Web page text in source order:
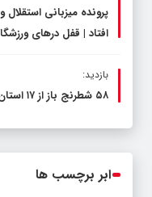
پرونده میزبانی
افتاد | قفل در‌های
بازدید:
۵۸ شطرنج‌ باز از ۱۷ استان در حال رقابت در گلمکان
ابر برچسب ها